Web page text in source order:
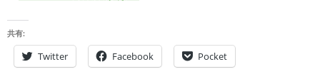
共有:
Twitter Facebook Pocket